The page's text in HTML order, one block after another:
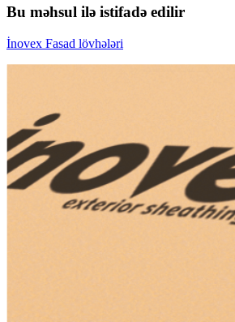
Bu məhsul ilə istifadə edilir
İnovex Fasad lövhələri